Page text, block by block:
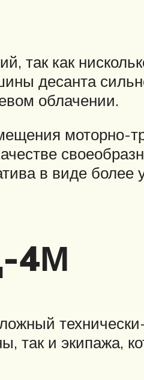
так как
десанта
облачении.
моторно-
в виде более
4М
так и экипажа,